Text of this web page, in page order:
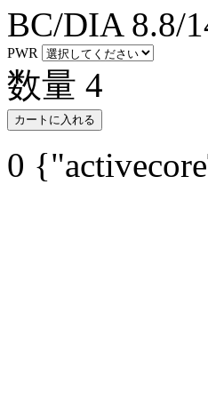
BC/DIA 8.8/
PWR
数量 4
カートに入れる
0